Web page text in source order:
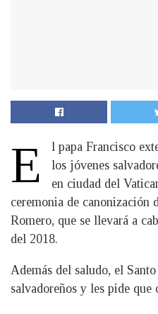
E
l papa Francisco
los jóvenes
en ciudad del
ceremonia de canonización
Romero, que se llevará a
del 2018.
Además del saludo, el
salvadoreños y les pide que